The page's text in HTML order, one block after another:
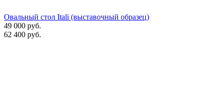
Овальный стол Itali (выставочный образец)
49 000 руб.
62 400 руб.